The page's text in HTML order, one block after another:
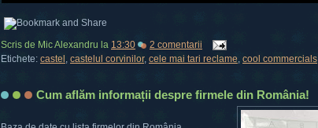
Scris de Mic Alexandru la 13:30
2 comentarii
Etichete: castel , castelul corvinilor, cele mai tari reclame, cool commercials
Cum aflăm informații despre firmele din România!